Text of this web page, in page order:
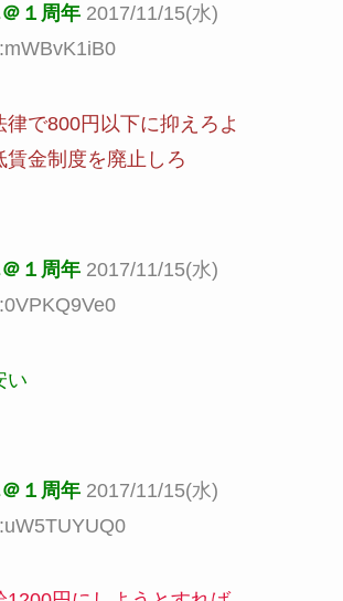
１周年 2017/11/15(水)
律で800円以下に抑えろよ
賃金制度を廃止しろ
１周年 2017/11/15(水)
い
１周年 2017/11/15(水)